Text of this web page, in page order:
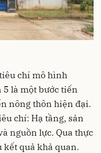
chí mô hình
là một bước tiến
nông thôn hiện đại.
chí: Hạ tầng, sản
nguồn lực. Qua thực
quả khả quan.